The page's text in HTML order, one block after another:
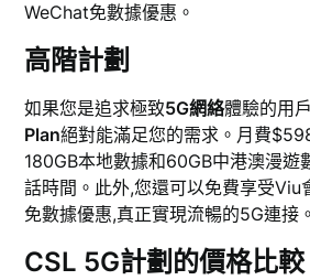
WeChat免數據優惠。
高階計劃
如果您是追求極致5G網絡體驗的用
Plan絕對能滿足您的需求。月費
180GB本地數據和60GB中港澳漫遊
話時間。此外,您還可以免費享受Viu
免數據優惠,真正實現流暢的5G連接。
CSL 5G計劃的價格比較